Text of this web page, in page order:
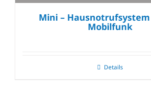
Mini –
Mobilfunk
Details